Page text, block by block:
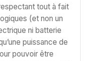
tout à fait
(et non un
ni batterie
puissance de
pouvoir être